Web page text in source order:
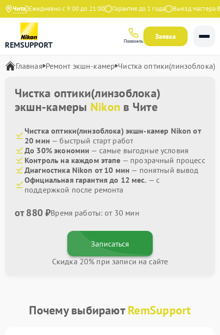
ЧитаЕжедневно с 9:00 до 21:00 Гарантия до 1 года Выезд мастера
REMSUPPORT Позвонить
Заявка
Главная Ремонт экшн-камер Чистка оптики(линзоблока)
Чистка оптики(линзоблока)
экшн-камеры Nikon в Чите
Чистка оптики(линзоблока) экшн-камер Nikon от
20 мин — быстрый старт работ
До 30% экономии — самые выгодные условия
Контроль на каждом этапе — прозрачный процесс
Диагностика Nikon от 10 мин — понятный вывод
Официальная гарантия до 12 мес. — с
поддержкой после ремонта
от 880 ₽Время работы: от 30 мин
Записаться
Скидка 20% при записи на сайте
Почему выбираютRemSupport